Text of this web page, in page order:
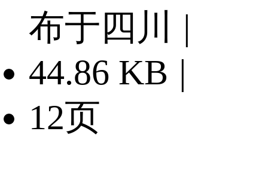
布于四川
|
44.86 KB |
12页